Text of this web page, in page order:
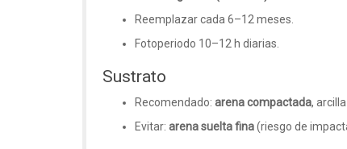
Reemplazar cada 6–12 meses.
Fotoperiodo 10–12 h diarias.
Sustrato
Recomendado: arena compactada,
Evitar: arena suelta fina(riesgo de